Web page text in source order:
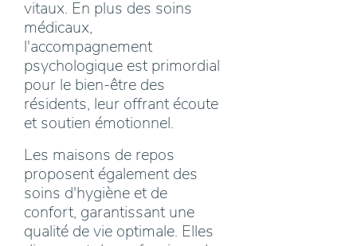
vitaux. En plus des soins
médicaux,
l'accompagnement
psychologique est primordial
pour le bien-être des
résidents, leur offrant écoute
et soutien émotionnel.
Les maisons de repos
proposent également des
soins d'hygiène et de
confort, garantissant une
qualité de vie optimale. Elles